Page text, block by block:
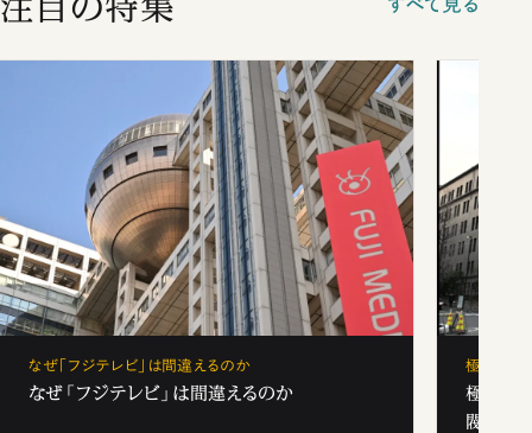
注目の特集
なぜ「フジテレビ」は間違えるのか
なぜ「フジテレビ」は間違えるのか
極秘裏名
極秘裏
閥と出